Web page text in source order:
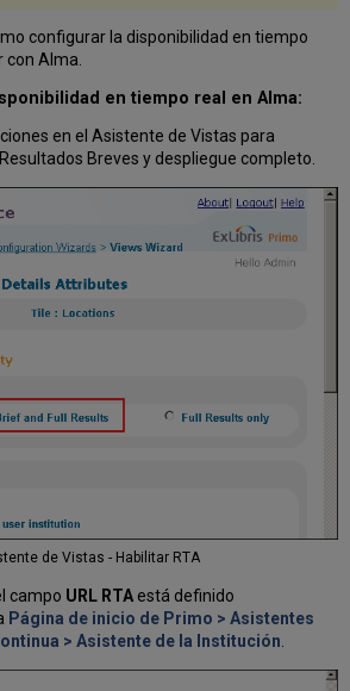
configurar la disponibilidad en tiempo
con Alma.
en tiempo real en Alma:
en el Asistente de Vistas para
Breves y despliegue completo.
de Vistas - Habilitar RTA
campo URL RTAestá definido
Página de inicio de Primo > Asistentes
> Asistente de la Institución